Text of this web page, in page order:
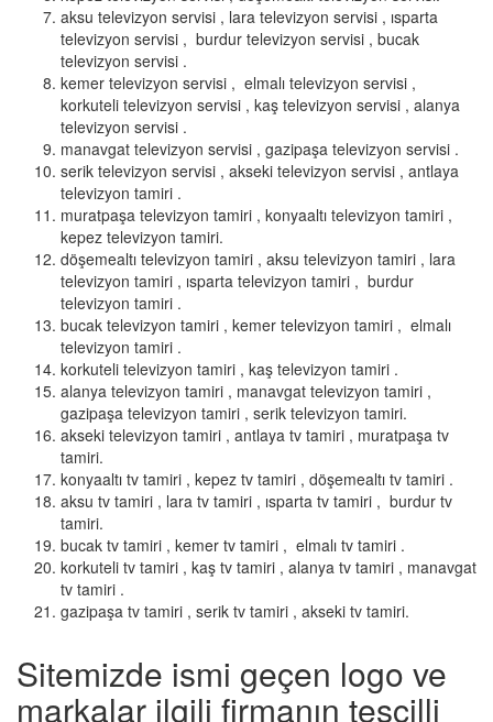
aksu televizyon servisi , lara televizyon servisi , ısparta
televizyon servisi , burdur televizyon servisi , bucak
televizyon servisi .
kemer televizyon servisi , elmalı televizyon servisi ,
korkuteli televizyon servisi , kaş televizyon servisi , alanya
televizyon servisi .
manavgat televizyon servisi , gazipaşa televizyon servisi .
serik televizyon servisi , akseki televizyon servisi , antlaya
televizyon tamiri .
muratpaşa televizyon tamiri , konyaaltı televizyon tamiri ,
kepez televizyon tamiri.
döşemealtı televizyon tamiri , aksu televizyon tamiri , lara
televizyon tamiri , ısparta televizyon tamiri , burdur
televizyon tamiri .
bucak televizyon tamiri , kemer televizyon tamiri , elmalı
televizyon tamiri .
korkuteli televizyon tamiri , kaş televizyon tamiri .
alanya televizyon tamiri , manavgat televizyon tamiri ,
gazipaşa televizyon tamiri , serik televizyon tamiri.
akseki televizyon tamiri , antlaya tv tamiri , muratpaşa tv
tamiri.
konyaaltı tv tamiri , kepez tv tamiri , döşemealtı tv tamiri .
aksu tv tamiri , lara tv tamiri , ısparta tv tamiri , burdur tv
tamiri.
bucak tv tamiri , kemer tv tamiri , elmalı tv tamiri .
korkuteli tv tamiri , kaş tv tamiri , alanya tv tamiri , manavgat
tv tamiri .
gazipaşa tv tamiri , serik tv tamiri , akseki tv tamiri.
Sitemizde ismi geçen logo ve
markalar ilgili firmanın tescilli